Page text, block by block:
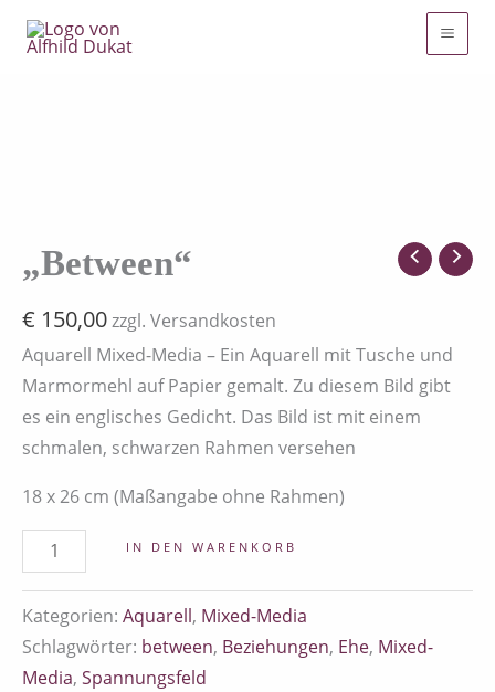
Zum
Inhalt
„Between“
€ 150,00zzgl. Versandkosten
Aquarell Mixed-Media – Ein Aquarell mit Tusche und
Marmormehl auf Papier gemalt. Zu diesem Bild gibt
es ein englisches Gedicht. Das Bild ist mit einem
schmalen, schwarzen Rahmen versehen
18 x 26 cm (Maßangabe ohne Rahmen)
IN DEN WARENKORB
Kategorien: Aquarell, Mixed-Media
Schlagwörter: between, Beziehungen, Ehe, Mixed-
Media, Spannungsfeld